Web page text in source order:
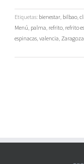
Etiquetas: bienestar, bilbao,
Menú, palma, refrito, refrito
espinacas, valencia, Zaragoza